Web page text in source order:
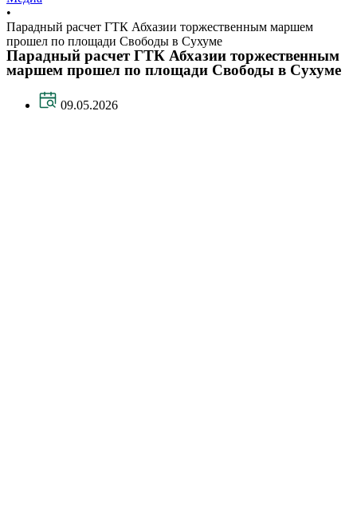
•
Парадный расчет ГТК Абхазии торжественным маршем
прошел по площади Свободы в Сухуме
Парадный расчет ГТК Абхазии торжественным
маршем прошел по площади Свободы в Сухуме
09.05.2026